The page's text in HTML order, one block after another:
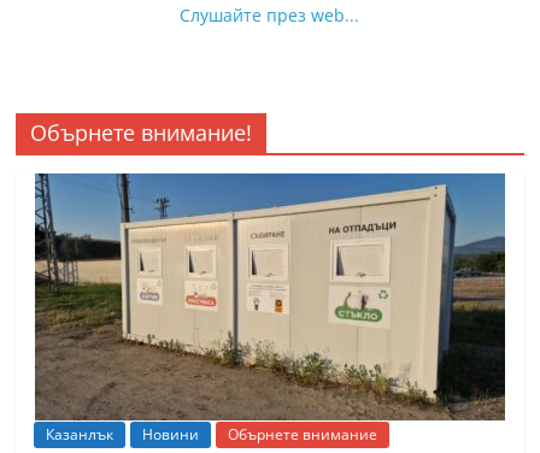
Слушайте през web...
Обърнете внимание!
Казанлък Новини Обърнете внимание